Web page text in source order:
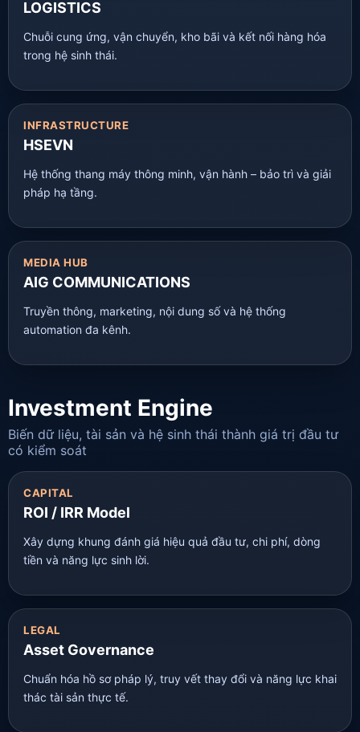
LOGISTICS
Chuỗi cung ứng, vận chuyển, kho bãi và kết nối hàng hóa
trong hệ sinh thái.
INFRASTRUCTURE
HSEVN
Hệ thống thang máy thông minh, vận hành – bảo trì và giải
pháp hạ tầng.
MEDIA HUB
AIG COMMUNICATIONS
Truyền thông, marketing, nội dung số và hệ thống
automation đa kênh.
Investment Engine
Biến dữ liệu, tài sản và hệ sinh thái thành giá trị đầu tư
có kiểm soát
CAPITAL
ROI / IRR Model
Xây dựng khung đánh giá hiệu quả đầu tư, chi phí, dòng
tiền và năng lực sinh lời.
LEGAL
Asset Governance
Chuẩn hóa hồ sơ pháp lý, truy vết thay đổi và năng lực khai
thác tài sản thực tế.